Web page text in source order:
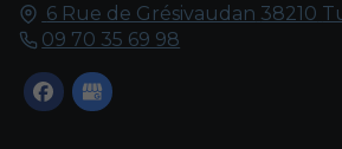
6 Rue de Grésivaudan 38210
09 70 35 69 98